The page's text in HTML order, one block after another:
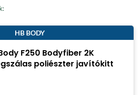
HB BODY
F250 Bodyfiber 2K
poliészter javítókitt